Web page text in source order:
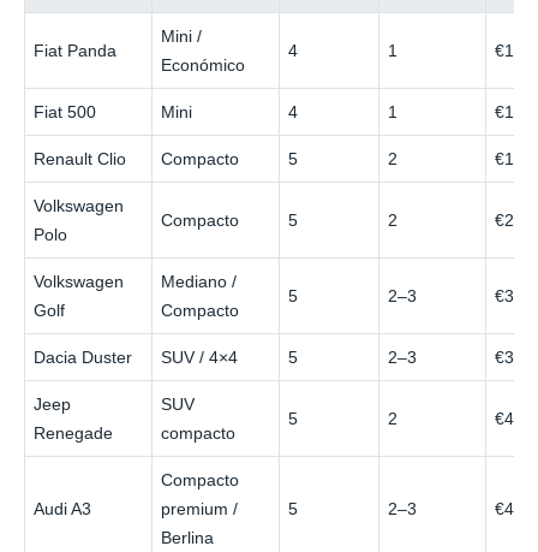
Fiat Panda
Mini /
Económico
4 1 €12
Fiat 500 Mini 4 1 €14
Renault Clio Compacto 5 2 €18
Volkswagen
Polo
Compacto 5 2 €20
Volkswagen
Golf
Mediano /
Compacto
5 2–3 €30
Dacia Duster SUV / 4×4 5 2–3 €35
Jeep
Renegade
SUV
compacto
5 2 €40
Audi A3
Compacto
premium /
Berlina
5 2–3 €45